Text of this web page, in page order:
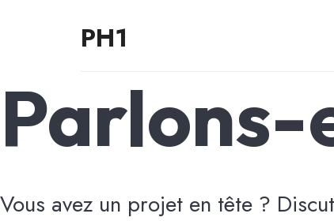
PH1
PH1
Parlons-
Vous avez un projet en tête ?